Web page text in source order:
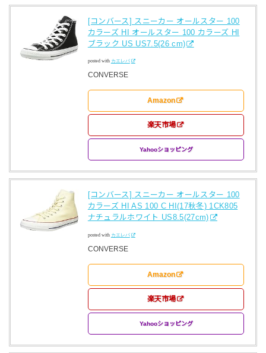
[コンバース] スニーカー オールスター 100
カラーズ HI オールスター 100 カラーズ HI
ブラック US US7.5(26 cm)
posted with カエレバ
CONVERSE
Amazon
楽天市場
Yahooショッピング
[コンバース] スニーカー オールスター 100
カラーズ HI AS 100 C HI(17秋冬) 1CK805
ナチュラルホワイト US8.5(27cm)
posted with カエレバ
CONVERSE
Amazon
楽天市場
Yahooショッピング